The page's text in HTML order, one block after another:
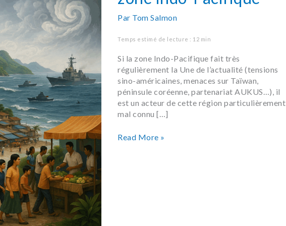
Par Tom Salmon
Temps estimé de lecture : 12 min
Si la zone Indo-Pacifique fait très
régulièrement la Une de l’actualité (tensions
sino-américaines, menaces sur Taïwan,
péninsule coréenne, partenariat AUKUS…), il
est un acteur de cette région particulièrement
mal connu […]
Pacifique
Read More »